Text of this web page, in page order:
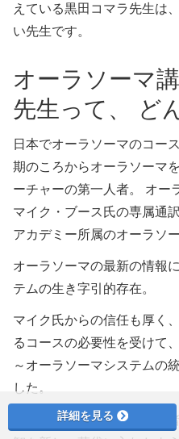
えている黒田コマラ先生は
い先生です。
オーラソーマ
先生って、 ど
日本でオーラソーマのコー
期のころからオーラソーマ
ーチャーの第一人者。 オー
マイク・ブース氏の専属通
アカデミー所属のオーラソ
オーラソーマの最新の情報
テムの生き字引的存在。
マイク氏からの信任も厚く
るコースの必要性を受けて
～オーラソーマシステムの
した。
オーラソーマは、その創始
詳細を見る